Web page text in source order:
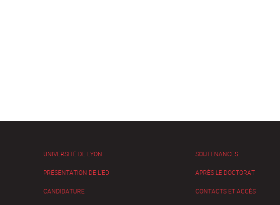
UNIVERSITÉ DE LYON
PRÉSENTATION DE L'ED
CANDIDATURE
SOUTENANCES
APRÈS LE DOCTORAT
CONTACTS ET ACCÈS